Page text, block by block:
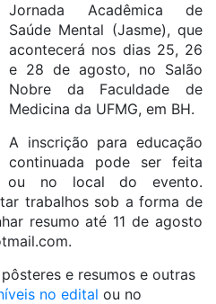
Jornada Acadêmica de
Saúde Mental (Jasme), que
acontecerá nos dias 25, 26
e 28 de agosto, no Salão
Nobre da Faculdade de
Medicina da UFMG, em BH.
A inscrição para educação
continuada pode ser feita
ou no local do evento.
trabalhos sob a forma de
resumo até 11 de agosto
.
e resumos e outras
no edital ou no